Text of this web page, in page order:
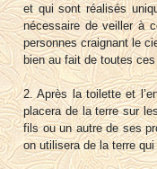
et qui sont réalisés
nécessaire de veiller à
personnes craignant le
bien au fait de toutes
2. Après la toilette et
placera de la terre sur
fils ou un autre de ses
on utilisera de la terre qui